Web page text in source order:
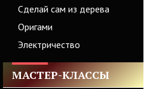
Сделай сам из дерева
Оригами
Электричество
МАСТЕР-КЛАССЫ